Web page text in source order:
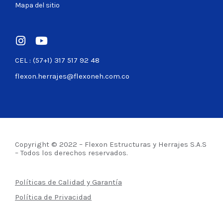
CEL : (57+1) 317 517 92 48
flexon.herrajes@flexoneh.com.co
Mapa del sitio
Copyright © 2022 – Flexon Estructuras y Herrajes S.A.S
– Todos los derechos reservados.
Políticas de Calidad y Garantía
Política de Privacidad